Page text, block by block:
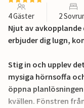
4 Gäster 2
Njut av
erbjuder dig lugn,
Stig in och upplev
mysiga hörnsoffa
öppna
kvällen. Fönstren